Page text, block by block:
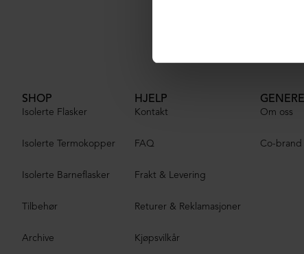
SHOP
Isolerte Flasker
Isolerte Termokopper
Isolerte Barneflasker
Tilbehør
Archive
HJELP
Kontakt
FAQ
Frakt & Levering
Returer & Reklamasjoner
Kjøpsvilkår
Om oss
Co-brand